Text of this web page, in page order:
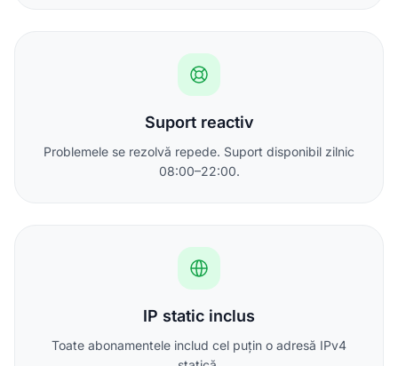
Suport reactiv
Problemele se rezolvă repede. Suport disponibil zilnic
08:00–22:00.
IP static inclus
Toate abonamentele includ cel puțin o adresă IPv4